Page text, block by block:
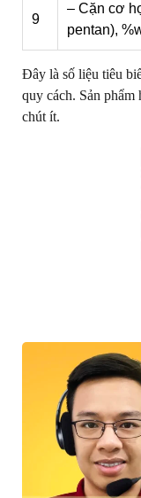
9
– Cặn cơ
pentan),
Đây là số liệu tiêu
quy cách. Sản
chút ít.